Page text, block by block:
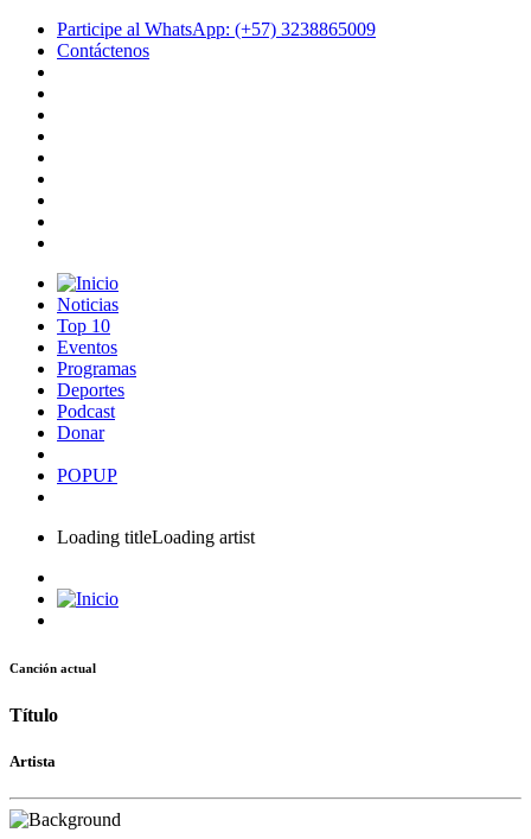
Participe al WhatsApp: (+57) 3238865009
Contáctenos
Noticias
Top 10
Eventos
Programas
Deportes
Podcast
Donar
POPUP
Loading titleLoading artist
Canción actual
Título
Artista